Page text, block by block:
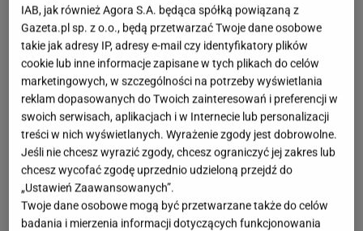
IAB, jak również Agora S.A. będąca spółką powiązaną z
Gazeta.pl sp. z o.o., będą przetwarzać Twoje dane osobowe
takie jak adresy IP, adresy e-mail czy identyfikatory plików
cookie lub inne informacje zapisane w tych plikach do celów
marketingowych, w szczególności na potrzeby wyświetlania
reklam dopasowanych do Twoich zainteresowań i preferencji w
swoich serwisach, aplikacjach i w Internecie lub personalizacji
treści w nich wyświetlanych. Wyrażenie zgody jest dobrowolne.
Jeśli nie chcesz wyrazić zgody, chcesz ograniczyć jej zakres lub
chcesz wycofać zgodę uprzednio udzieloną przejdź do
„Ustawień Zaawansowanych”.
Twoje dane osobowe mogą być przetwarzane także do celów
badania i mierzenia informacji dotyczących funkcjonowania